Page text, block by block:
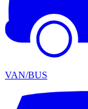
VAN/BUS